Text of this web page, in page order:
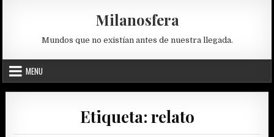
Milanosfera
Mundos que no existían antes de nuestra llegada.
MENU
Etiqueta: relato